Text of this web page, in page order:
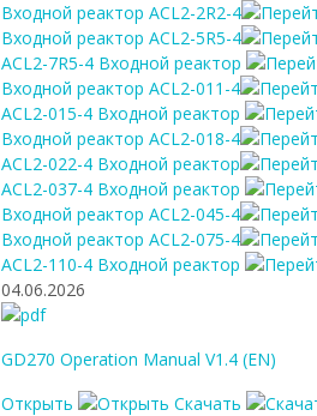
Входной реактор ACL2-2R2-4
Входной реактор ACL2-5R5-4
ACL2-7R5-4 Входной реактор
Входной реактор ACL2-011-4
ACL2-015-4 Входной реактор
Входной реактор ACL2-018-4
ACL2-022-4 Входной реактор
ACL2-037-4 Входной реактор
Входной реактор ACL2-045-4
Входной реактор ACL2-075-4
ACL2-110-4 Входной реактор
04.06.2026
GD270 Operation Manual V1.4 (EN)
Открыть
Скачать